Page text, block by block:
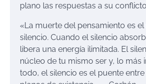
plano las respuestas a su
«La muerte del pensamiento es
silencio. Cuando el silencio
libera una energía ilimitada. El
núcleo de tu mismo ser y, lo más
todo, el silencio es el puente